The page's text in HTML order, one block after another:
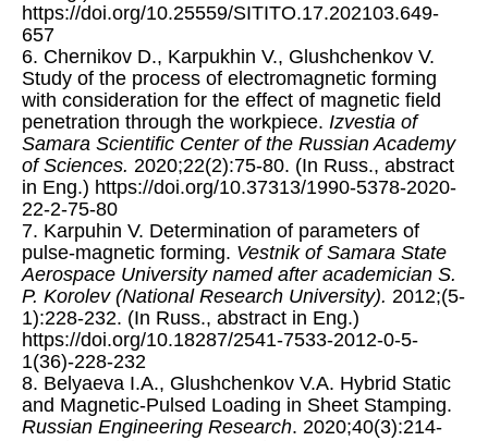
https://doi.org/10.25559/SITITO.17.202103.649-
657
6. Chernikov D., Karpukhin V., Glushchenkov V.
Study of the process of electromagnetic forming
with consideration for the effect of magnetic field
penetration through the workpiece. Izvestia of
Samara Scientific Center of the Russian Academy
of Sciences. 2020;22(2):75-80. (In Russ., abstract
in Eng.) https://doi.org/10.37313/1990-5378-2020-
22-2-75-80
7. Karpuhin V. Determination of parameters of
pulse-magnetic forming. Vestnik of Samara State
Aerospace University named after academician S.
P. Korolev (National Research University). 2012;(5-
1):228-232. (In Russ., abstract in Eng.)
https://doi.org/10.18287/2541-7533-2012-0-5-
1(36)-228-232
8. Belyaeva I.A., Glushchenkov V.A. Hybrid Static
and Magnetic-Pulsed Loading in Sheet Stamping.
Russian Engineering Research. 2020;40(3):214-